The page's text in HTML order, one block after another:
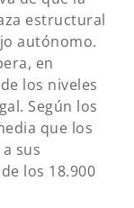
estructural
autónomo.
en
los niveles
Según los
que los
sus
los 18.900